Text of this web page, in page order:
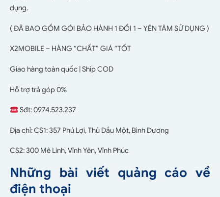
dụng.
( ĐÃ BAO GỒM GÓI BẢO HÀNH 1 ĐỔI 1 – YÊN TÂM SỬ DỤNG )
X2MOBILE – HÀNG “CHẤT” GIÁ “TỐT
Giao hàng toàn quốc | Ship COD
Hỗ trợ trả góp 0%
Sđt: 0974.523.237
Địa chỉ: CS1: 357 Phú Lợi, Thủ Dầu Một, Bình Dương
CS2: 300 Mê Linh, Vĩnh Yên, Vĩnh Phúc
Những bài viết quảng cáo về
điện thoại